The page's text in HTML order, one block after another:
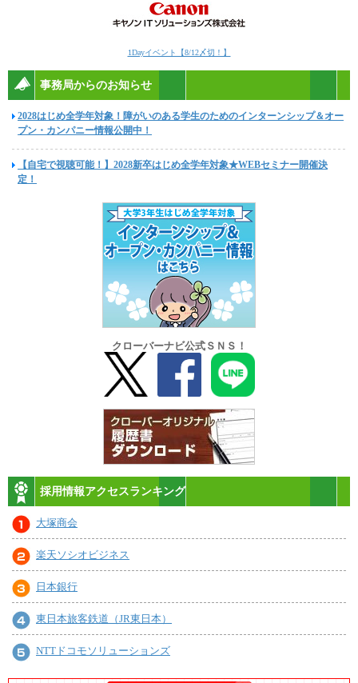
1Dayイベント【8/12〆切！】
事務局からのお知らせ
2028はじめ全学年対象！障がいのある学生のためのインターンシップ＆オー
プン・カンパニー情報公開中！
【自宅で視聴可能！】2028新卒はじめ全学年対象★WEBセミナー開催決
定！
クローバーナビ公式ＳＮＳ！
採用情報アクセスランキング
大塚商会
楽天ソシオビジネス
日本銀行
東日本旅客鉄道（JR東日本）
NTTドコモソリューションズ